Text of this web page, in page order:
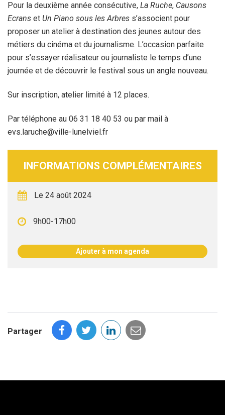
Pour la deuxième année consécutive, La Ruche, Causons
Ecrans et Un Piano sous les Arbres s’associent pour
proposer un atelier à destination des jeunes autour des
métiers du cinéma et du journalisme. L’occasion parfaite
pour s’essayer réalisateur ou journaliste le temps d’une
journée et de découvrir le festival sous un angle nouveau.
Sur inscription, atelier limité à 12 places.
Par téléphone au 06 31 18 40 53 ou par mail à
evs.laruche@ville-lunelviel.fr
INFORMATIONS COMPLÉMENTAIRES
Le 24 août 2024
9h00-17h00
Ajouter à mon agenda
Partager